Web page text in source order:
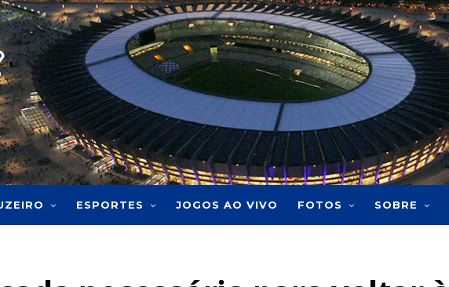
ESPORTES JOGOS AO VIVO FOTOS SOBRE